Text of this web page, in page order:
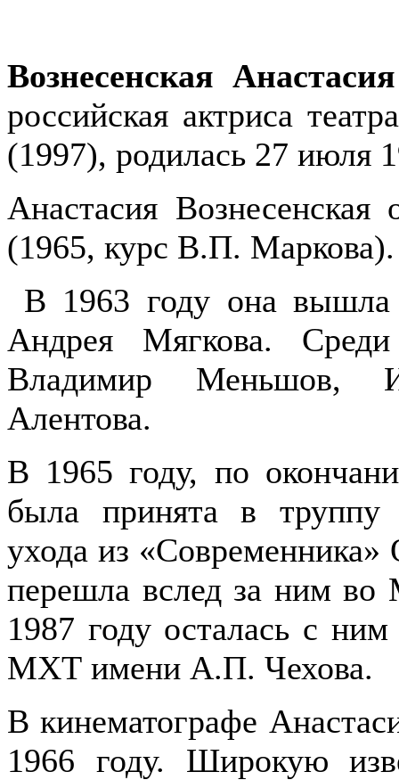
Вознесенская
российская актриса
(1997), родилась 27 июля
Анастасия
(1965, курс В.П. Маркова).
В 1963 году она вышла
Андрея Мягкова.
Владимир Меньшов,
Алентова.
В 1965 году, по
была принята в труппу
ухода из
перешла вслед за ним во
1987 году осталась с
МХТ имени А.П. Чехова.
В кинематографе
1966 году. Широкую